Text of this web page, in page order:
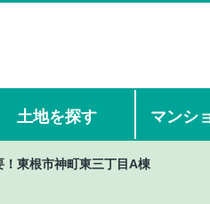
土地を探す マンシ
！東根市神町東三丁目A棟